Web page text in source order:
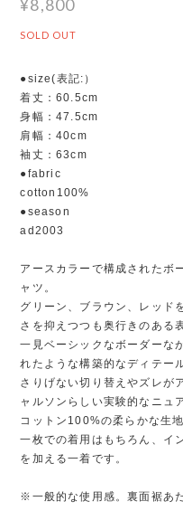
¥8,800
SOLD OUT
●size(表記:）
着丈：60.5cm
身幅：47.5cm
肩幅：40cm
袖丈：63cm
●fabric
cotton100%
●season
ad2003
アースカラーで構成されたボ
ャツ。
グリーン、ブラウン、レッド
さを抑えつつも奥行きのある
一見ベーシックなボーダーな
れたような構築的なディテー
さりげない切り替えやズレが
ャルソンらしい実験的なニュ
コットン100%の柔らかな生
一枚での着用はもちろん、イ
を加える一着です。
※一般的な使用感。裏面裾あ